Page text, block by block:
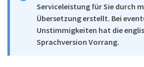
Serviceleistung für Sie durch
Übersetzung erstellt. Bei
Unstimmigkeiten hat die
Sprachversion Vorrang.